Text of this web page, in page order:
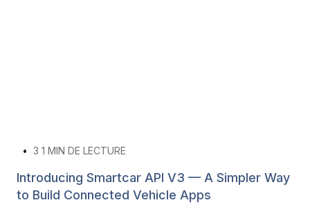
• 3 1 MIN DE LECTURE
Introducing Smartcar API V3 — A Simpler Way
to Build Connected Vehicle Apps